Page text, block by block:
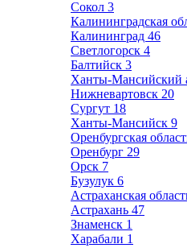
Сокол 3
Калининградская
Калининград 46
Светлогорск 4
Балтийск 3
Ханты-Мансийский
Нижневартовск 20
Сургут 18
Ханты-Мансийск 9
Оренбургская
Оренбург 29
Орск 7
Бузулук 6
Астраханская
Астрахань 47
Знаменск 1
Харабали 1